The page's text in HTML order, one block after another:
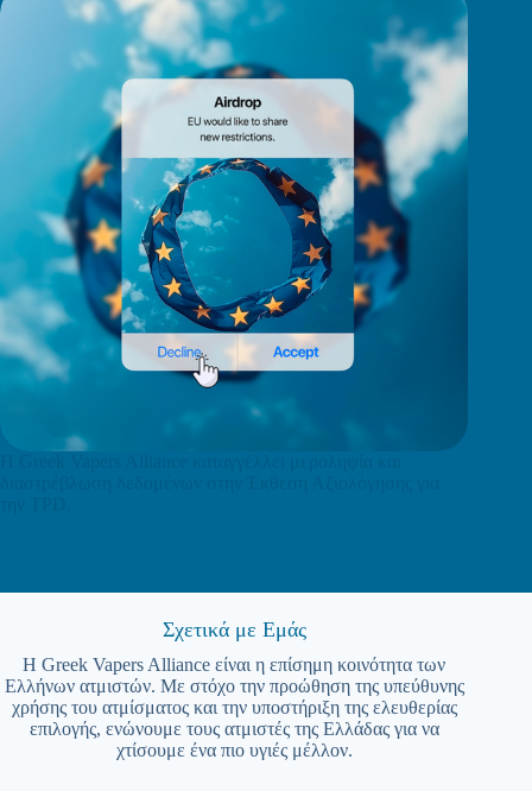
Σχετικά με Εμάς
Η Greek Vapers Alliance είναι η επίσημη κοινότητα των
Ελλήνων ατμιστών. Με στόχο την προώθηση της υπεύθυνης
χρήσης του ατμίσματος και την υποστήριξη της ελευθερίας
επιλογής, ενώνουμε τους ατμιστές της Ελλάδας για να
χτίσουμε ένα πιο υγιές μέλλον.